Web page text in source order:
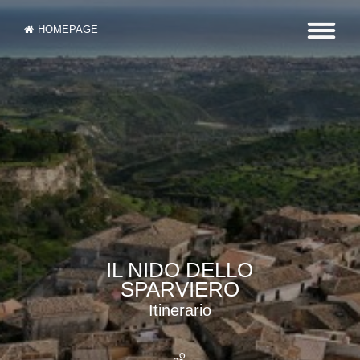
HOMEPAGE
IL NIDO DELLO
SPARVIERO
Itinerario